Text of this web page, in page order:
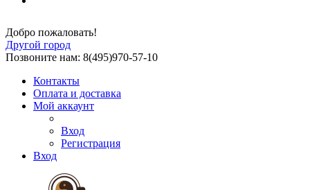
Добро пожаловать!
Другой город
Позвоните нам: 8(495)970-57-10
Контакты
Оплата и доставка
Мой аккаунт
Вход
Регистрация
Вход